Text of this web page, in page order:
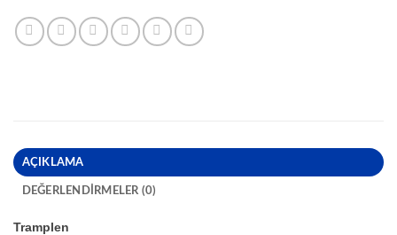
AÇIKLAMA
DEĞERLENDIRMELER (0)
Tramplen